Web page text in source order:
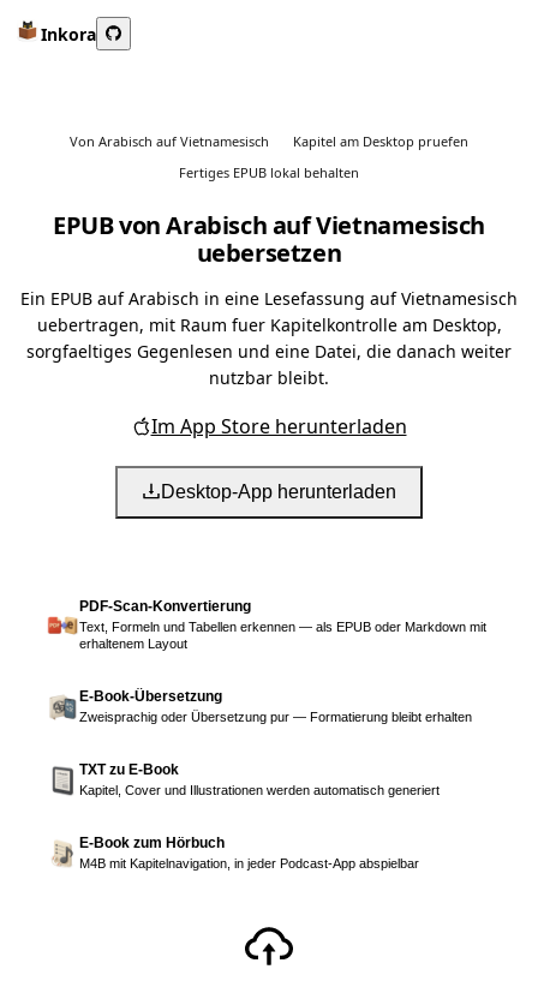
Inkora
Von Arabisch auf Vietnamesisch
Kapitel am Desktop pruefen
Fertiges EPUB lokal behalten
EPUB von Arabisch auf Vietnamesisch
uebersetzen
Ein EPUB auf Arabisch in eine Lesefassung auf Vietnamesisch
uebertragen, mit Raum fuer Kapitelkontrolle am Desktop,
sorgfaeltiges Gegenlesen und eine Datei, die danach weiter
nutzbar bleibt.
Im App Store herunterladen
Desktop-App herunterladen
PDF-Scan-Konvertierung
Text, Formeln und Tabellen erkennen — als EPUB oder Markdown mit
erhaltenem Layout
E-Book-Übersetzung
Zweisprachig oder Übersetzung pur — Formatierung bleibt erhalten
TXT zu E-Book
Kapitel, Cover und Illustrationen werden automatisch generiert
E-Book zum Hörbuch
M4B mit Kapitelnavigation, in jeder Podcast-App abspielbar